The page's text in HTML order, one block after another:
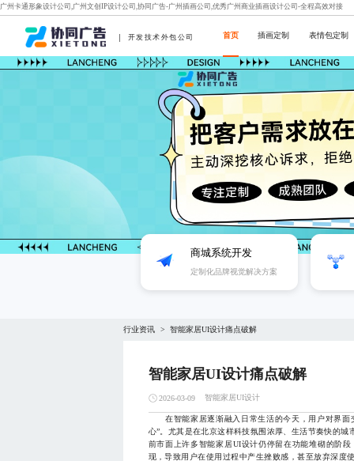
广州卡通形象设计公司,广州文创IP设计公司,协同广告-广州插画公司,优秀广州商业插画设计公司-全程高效对接
开发技术外包公司 首页 插画定制 表情包定制
商城系统开发
定制化品牌视觉解决方案
行业资讯 > 智能家居UI设计痛点破解
智能家居UI设计痛点破解
2026-03-09 智能家居UI设计
在智能家居逐渐融入日常生活的今天，用户对界面
心”。尤其是在北京这样科技氛围浓厚、生活节奏快的
前市面上许多智能家居UI设计仍停留在功能堆砌的阶
现，导致用户在使用过程中产生挫败感，甚至放弃深度